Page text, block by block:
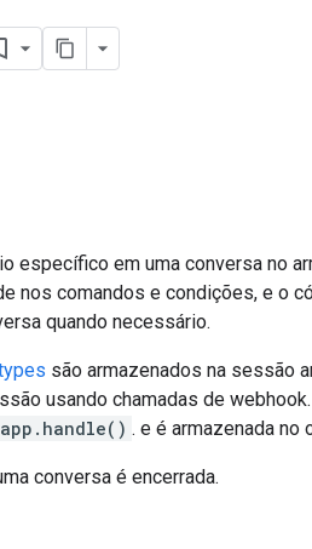
específico em uma conversa no
nos comandos e condições, e o
quando necessário.
são armazenados na sessão
usando chamadas de
app.handle() . e é armazenada no
conversa é encerrada.